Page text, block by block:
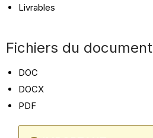
Livrables
Fichiers du document
DOC
DOCX
PDF